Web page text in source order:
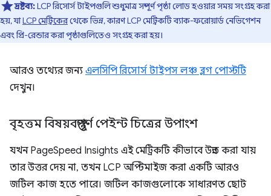
দ্রষ্টব্য:LCP রিসোর্স টাইপগুলি শুধুমাত্র সম্পূর্ণ পৃষ্ঠা লোড হওয়ার সময় সংগ্রহ করা
হয়, যাLCP মেট্রিকেরথেকে ভিন্ন, কারণ LCP মেট্রিকটি ব্যাক-ফরোয়ার্ড নেভিগেশন
এবং প্রি-রেন্ডার করা পৃষ্ঠাগুলিতেও সংগ্রহ করা হয়।
আরও তথ্যের জন্য এলসিপি রিসোর্স টাইপস লঞ্চ ব্লগ পোস্টটি
দেখুন।
বৃহত্তম বিষয়বস্তুপূর্ণ পেইন্ট চিত্রের উপাংশ
যখন PageSpeed ​​Insights এই মেট্রিকটি কীভাবে উন্নত করা যায়
তার উত্তর দেয় না, তখন LCP অপ্টিমাইজ করা একটি আরও
জটিল কাজ হতে পারে। জটিল কাজগুলোকে সাধারণত ছোট